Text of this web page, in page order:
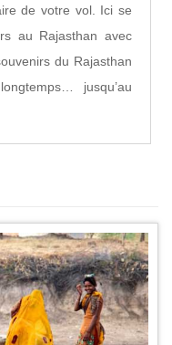
de votre vol. Ici se
au Rajasthan avec
du Rajasthan
jusqu’au